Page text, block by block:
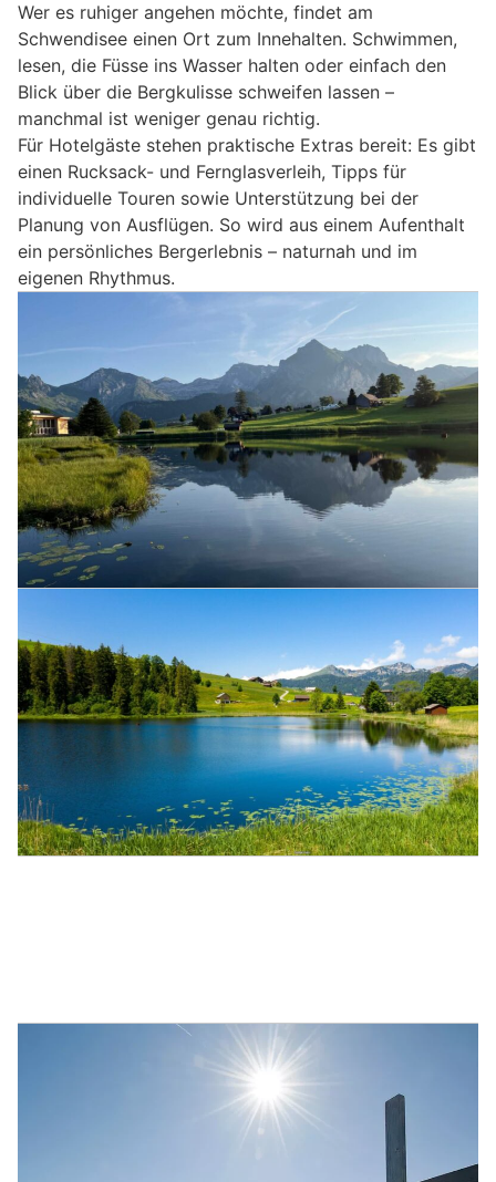
Wer es ruhiger angehen möchte, findet am
Schwendisee einen Ort zum Innehalten. Schwimmen,
lesen, die Füsse ins Wasser halten oder einfach den
Blick über die Bergkulisse schweifen lassen –
manchmal ist weniger genau richtig.
Für Hotelgäste stehen praktische Extras bereit: Es gibt
einen Rucksack- und Fernglasverleih, Tipps für
individuelle Touren sowie Unterstützung bei der
Planung von Ausflügen. So wird aus einem Aufenthalt
ein persönliches Bergerlebnis – naturnah und im
eigenen Rhythmus.